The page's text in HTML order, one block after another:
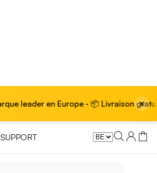
en Europe · 📦 Livraison gratuite sur
×
SUPPORT